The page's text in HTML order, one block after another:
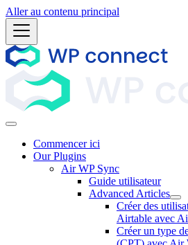
Aller au contenu principal
Commencer ici
Our Plugins
Air WP Sync
Guide utilisateur
Advanced Articles
Créer des
Airtable avec
Créer un type